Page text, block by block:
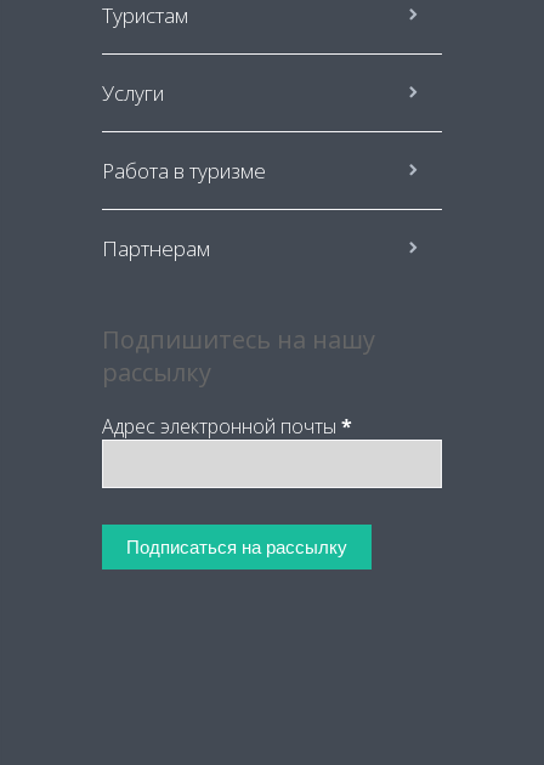
Туристам
Услуги
Работа в туризме
Партнерам
Подпишитесь на нашу
рассылку
Адрес электронной почты *